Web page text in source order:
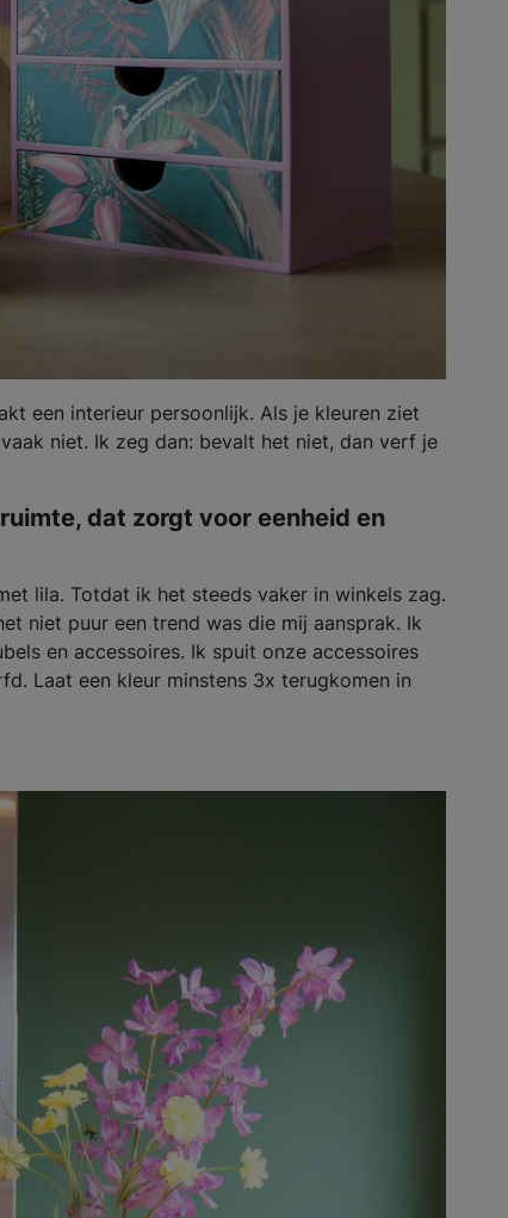
een interieur persoonlijk. Als je kleuren ziet
niet. Ik zeg dan: bevalt het niet, dan verf je
dat zorgt voor eenheid en
lila. Totdat ik het steeds vaker in winkels zag.
niet puur een trend was die mij aansprak. Ik
en accessoires. Ik spuit onze accessoires
Laat een kleur minstens 3x terugkomen in